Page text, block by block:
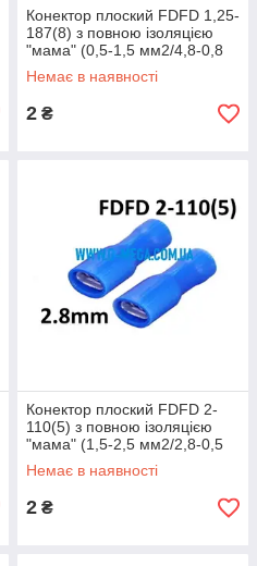
Конектор плоский FDFD 1,25-
187(8) з повною ізоляцією
"мама" (0,5-1,5 мм2/4,8-0,8
мм)
Немає в наявності
2 ₴
Конектор плоский FDFD 2-
110(5) з повною ізоляцією
"мама" (1,5-2,5 мм2/2,8-0,5
мм)
Немає в наявності
2 ₴